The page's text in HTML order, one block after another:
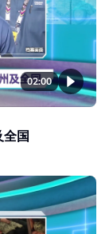
02:00
国